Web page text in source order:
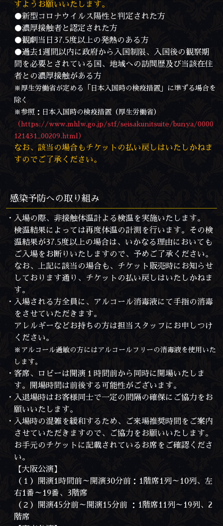
すようお願いいたします。
●新型コロナウイルス陽性と判定された方
●濃厚接触者と認定された方
●観劇当日37.5度以上の発熱のある方
●過去1週間以内に政府から入国制限、入国後の観察期
間を必要とされている国、地域への訪問歴及び当該在住
者との濃厚接触がある方
※厚生労働省が定める「日本入国時の検疫措置」に準ずる場合を
除く
※参照：日本入国時の検疫措置（厚生労働省）
（https://www.mhlw.go.jp/stf/seisakunitsuite/bunya/0000
121431_00209.html）
なお、該当の場合もチケットの払い戻しはいたしかねま
すのでご了承ください。
感染予防への取り組み
・入場の際、非接触体温計よる検温を実施いたします。
検温結果によっては再度体温の計測を行います。その検
温結果が37.5度以上の場合は、いかなる理由においても
ご入場をお断りいたしますので、予めご了承ください。
なお、上記に該当の場合も、チケット販売時にお知らせ
しております通り、チケットの払い戻しはいたしかねま
す。
・入場される方全員に、アルコール消毒液にて手指の消毒
をさせていただきます。
アレルギーなどお持ちの方は担当スタッフにお申しつけ
ください。
※アルコール過敏の方にはアルコールフリーの消毒液を使用いた
します。
・客席、ロビーは開演１時間前から同時に開場いたしま
す。開場時間は前後する可能性がございます。
・入退場時はお客様同士で一定の間隔の確保にご協力をお
願いいたします。
・入場時の混雑を緩和するため、ご来場推奨時間をご案内
させていただきますので、ご協力をお願いいたします。
お手元のチケットに記載されているお席をご確認くださ
い。
【大阪公演】
（１）開演1時間前～開演30分前：1階席1列～10列、左
右1番～19番、3階席
（２）開演45分前～開演15分前 ：1階席11列～19列、2
階席